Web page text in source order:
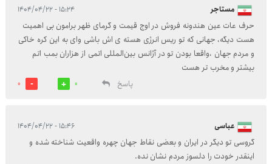
مستاجر ۱۵:۲۴ - ۱۴۰۴/۰۴/۲۲
حرف عات عین هندونه فروش در اوج قیمت و گرمای ظهر برامون بی اهمیت
هست ديگه، جهانی که تو ریس انرژی هسته ی اش باشی وای به این کره خاکی
و مردم جهان ،واقعا بودن تو در آژانس بین‌المللی اتمی از هزاران بمب اتم
بیشتر و مخرب تر هست
پاسخ
0
0
عباسی ۱۵:۴۶ - ۱۴۰۴/۰۴/۲۲
گروسی تو دیگر در ایران و بعضی نقاط جهان چهره واقعیت شناخته شده و
اینقدر خودت را دلسوز مردم نشان نده.